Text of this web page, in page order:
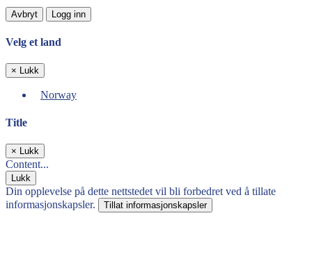
Avbryt Logg inn
Velg et land
× Lukk
Norway
Title
× Lukk
Content...
Lukk
Din opplevelse på dette nettstedet vil bli forbedret ved å tillate
informasjonskapsler.
Tillat informasjonskapsler